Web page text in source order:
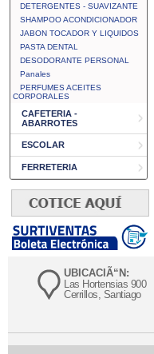
DETERGENTES - SUAVIZANTE
SHAMPOO ACONDICIONADOR
JABON TOCADOR Y LIQUIDOS
PASTA DENTAL
DESODORANTE PERSONAL
Panales
PERFUMES ACEITES
CORPORALES
CAFETERIA -
ABARROTES
ESCOLAR
FERRETERIA
UBICACIÃ“N:
Las Hortensias 900
Cerrillos, Santiago